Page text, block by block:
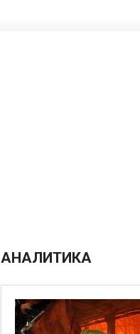
АНАЛИТИКА